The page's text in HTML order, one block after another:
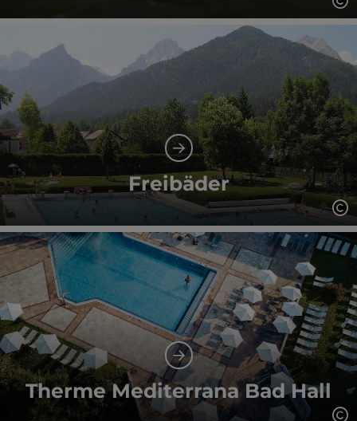
Freibäder
Therme Mediterrana Bad Hall